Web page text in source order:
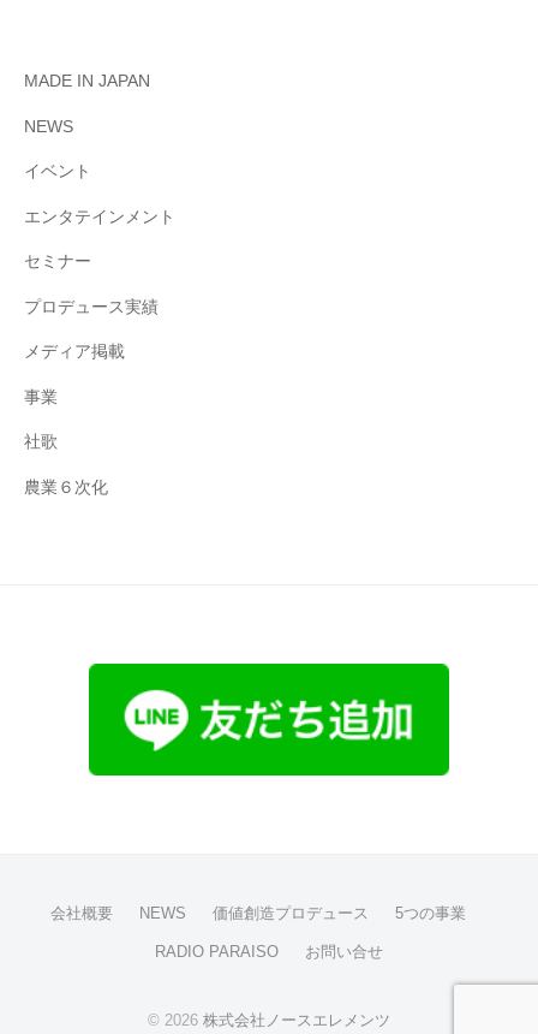
MADE IN JAPAN
NEWS
イベント
エンタテインメント
セミナー
プロデュース実績
メディア掲載
事業
社歌
農業６次化
会社概要 NEWS 価値創造プロデュース 5つの事業
RADIO PARAISO お問い合せ
© 2026 株式会社ノースエレメンツ